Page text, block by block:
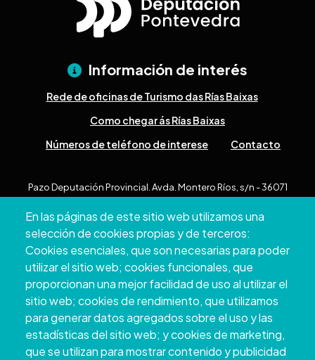
En las páginas de este sitio web utilizamos una
selección de cookies propias y de terceros:
Cookies esenciales, que son necesarias para poder
utilizar el sitio web; cookies funcionales, que
proporcionan una mejor facilidad de uso al utilizar el
sitio web; cookies de rendimiento, que utilizamos
para generar datos agregados sobre el uso y las
estadísticas del sitio web; y cookies de marketing,
que se utilizan para mostrar contenido y publicidad
Información de interés
Rede de oficinas de Turismo das Rías Baixas
Como chegar ás Rías Baixas
Números de teléfono de interese
Contacto
Pazo Deputación Provincial. Avda. Montero Ríos, s/n - 36071
+34 986 804 100 | +34 986 804 124